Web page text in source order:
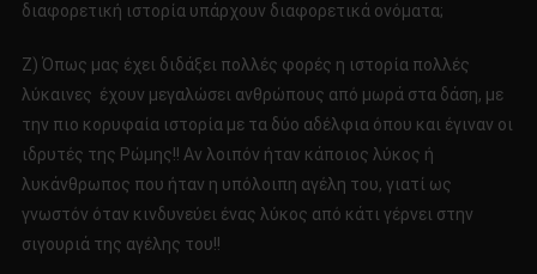
διαφορετική ιστορία υπάρχουν διαφορετικά ονόματα;
Ζ) Όπως μας έχει διδάξει πολλές φορές η ιστορία πολλές
λύκαινες έχουν μεγαλώσει ανθρώπους από μωρά στα δάση, με
την πιο κορυφαία ιστορία με τα δύο αδέλφια όπου και έγιναν οι
ιδρυτές της Ρώμης!! Αν λοιπόν ήταν κάποιος λύκος ή
λυκάνθρωπος που ήταν η υπόλοιπη αγέλη του, γιατί ως
γνωστόν όταν κινδυνεύει ένας λύκος από κάτι γέρνει στην
σιγουριά της αγέλης του!!